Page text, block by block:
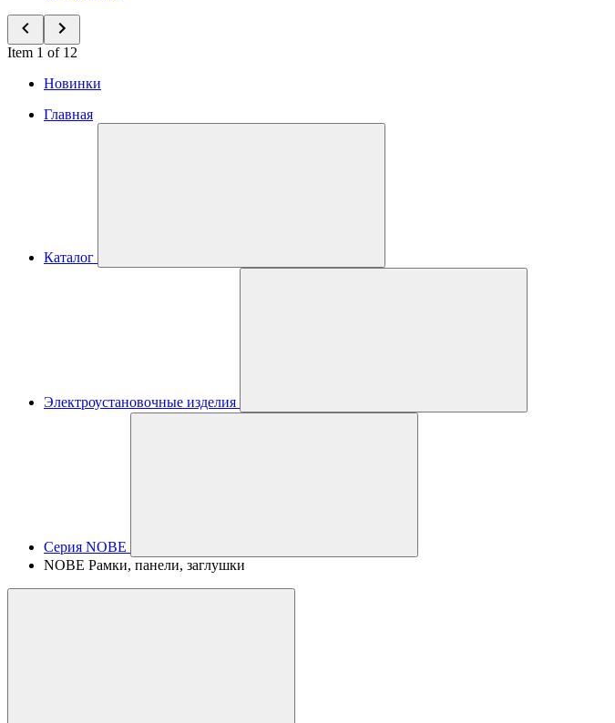
Item 1 of 12
Новинки
Главная
Каталог
Электроустановочные изделия
Серия NOBE
NOBE Рамки, панели, заглушки